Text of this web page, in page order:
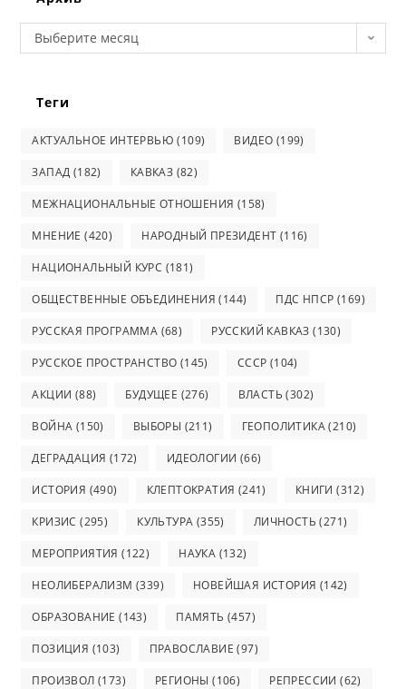
Архив
Выберите месяц
Теги
АКТУАЛЬНОЕ ИНТЕРВЬЮ (109) ВИДЕО (199)
ЗАПАД (182) КАВКАЗ (82)
МЕЖНАЦИОНАЛЬНЫЕ ОТНОШЕНИЯ (158)
МНЕНИЕ (420) НАРОДНЫЙ ПРЕЗИДЕНТ (116)
НАЦИОНАЛЬНЫЙ КУРС (181)
ОБЩЕСТВЕННЫЕ ОБЪЕДИНЕНИЯ (144) ПДС НПСР (169)
РУССКАЯ ПРОГРАММА (68) РУССКИЙ КАВКАЗ (130)
РУССКОЕ ПРОСТРАНСТВО (145) СССР (104)
АКЦИИ (88) БУДУЩЕЕ (276) ВЛАСТЬ (302)
ВОЙНА (150) ВЫБОРЫ (211) ГЕОПОЛИТИКА(210)
ДЕГРАДАЦИЯ (172) ИДЕОЛОГИИ (66)
ИСТОРИЯ (490) КЛЕПТОКРАТИЯ (241) КНИГИ (312)
КРИЗИС (295) КУЛЬТУРА (355) ЛИЧНОСТЬ (271)
МЕРОПРИЯТИЯ (122) НАУКА (132)
НЕОЛИБЕРАЛИЗМ (339) НОВЕЙШАЯ ИСТОРИЯ (142)
ОБРАЗОВАНИЕ (143) ПАМЯТЬ (457)
ПОЗИЦИЯ (103) ПРАВОСЛАВИЕ (97)
ПРОИЗВОЛ (173) РЕГИОНЫ (106) РЕПРЕССИИ (62)